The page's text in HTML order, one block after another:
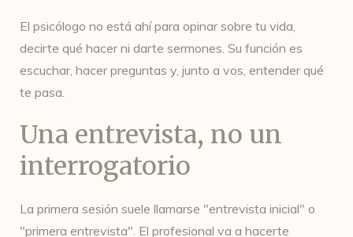
El psicólogo no está ahí para opinar sobre tu vida,
decirte qué hacer ni darte sermones. Su función es
escuchar, hacer preguntas y, junto a vos, entender qué
te pasa.
Una entrevista, no un
interrogatorio
La primera sesión suele llamarse "entrevista inicial" o
"primera entrevista". El profesional va a hacerte